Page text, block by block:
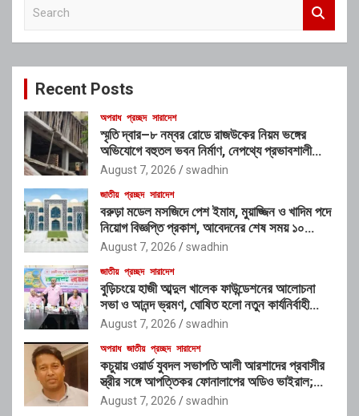
c
Recent Posts
অপরাধ প্রচ্ছদ সারাদেশ
স্মৃতি দ্বার–৮ নম্বর রোডে রাজউকের নিয়ম ভঙ্গের
অভিযোগে বহুতল ভবন নির্মাণ, নেপথ্যে প্রভাবশালী
চক্রের যোগসাজশের প্রশ্ন
August 7, 2026 swadhin
জাতীয় প্রচ্ছদ সারাদেশ
বরুড়া মডেল মসজিদে পেশ ইমাম, মুয়াজ্জিন ও খাদিম পদে
নিয়োগ বিজ্ঞপ্তি প্রকাশ, আবেদনের শেষ সময় ১০
আগস্ট
August 7, 2026 swadhin
জাতীয় প্রচ্ছদ সারাদেশ
বুড়িচংয়ে হাজী আব্দুল খালেক ফাউন্ডেশনের আলোচনা
সভা ও আনন্দ ভ্রমণ, ঘোষিত হলো নতুন কার্যনির্বাহী
কমিটি
August 7, 2026 swadhin
অপরাধ জাতীয় প্রচ্ছদ সারাদেশ
কচুয়ায় ওয়ার্ড যুবদল সভাপতি আলী আরশাদের প্রবাসীর
স্ত্রীর সঙ্গে আপত্তিকর ফোনালাপের অডিও ভাইরাল;
শাস্তির দাবি এলাকাবাসীর
August 7, 2026 swadhin